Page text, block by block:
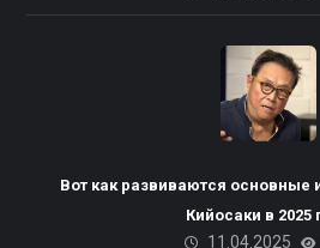
Вот как развиваются основные
Кийосаки в 2025
11.04.2025